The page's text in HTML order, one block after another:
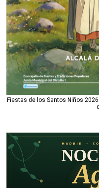
Fiestas de los Santos Niños